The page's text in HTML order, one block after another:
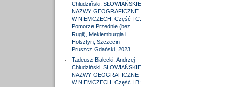
Chludziński, SŁOWIAŃSKIE
NAZWY GEOGRAFICZNE
W NIEMCZECH. Część I C:
Pomorze Przednie (bez
Rugii), Meklemburgia i
Holsztyn, Szczecin -
Pruszcz Gdański, 2023
Tadeusz Białecki, Andrzej
Chludziński, SŁOWIAŃSKIE
NAZWY GEOGRAFICZNE
W NIEMCZECH. Część I B: